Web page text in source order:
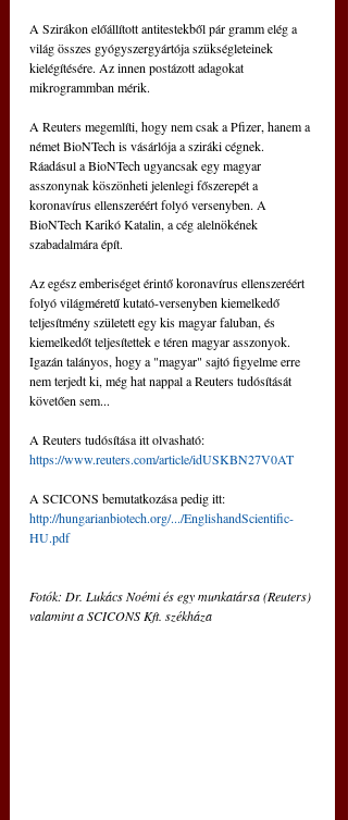
A Szirákon előállított antitestekből pár gramm elég a
világ összes gyógyszergyártója szükségleteinek
kielégítésére. Az innen postázott adagokat
mikrogrammban mérik.
A Reuters megemlíti, hogy nem csak a Pfizer, hanem a
német BioNTech is vásárlója a sziráki cégnek.
Ráadásul a BioNTech ugyancsak egy magyar
asszonynak köszönheti jelenlegi főszerepét a
koronavírus ellenszeréért folyó versenyben. A
BioNTech Karikó Katalin, a cég alelnökének
szabadalmára épít.
Az egész emberiséget érintő koronavírus ellenszeréért
folyó világméretű kutató-versenyben kiemelkedő
teljesítmény született egy kis magyar faluban, és
kiemelkedőt teljesítettek e téren magyar asszonyok.
Igazán talányos, hogy a "magyar" sajtó figyelme erre
nem terjedt ki, még hat nappal a Reuters tudósítását
követően sem...
A Reuters tudósítása itt olvasható:
https://www.reuters.com/article/idUSKBN27V0AT
A SCICONS bemutatkozása pedig itt:
http://hungarianbiotech.org/.../EnglishandScientific-
HU.pdf
Fotók: Dr. Lukács Noémi és egy munkatársa (Reuters)
valamint a SCICONS Kft. székháza